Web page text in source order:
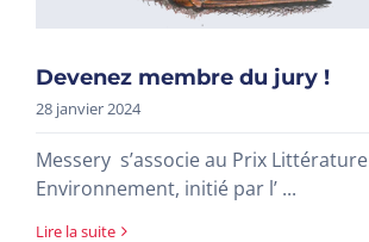
Devenez membre du jury !
28 janvier 2024
Messery s’associe au Prix Littérature
Environnement, initié par l’ ...
Lire la suite